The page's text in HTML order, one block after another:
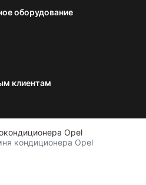
оборудование
клиентам
Opel
кондиционера Opel